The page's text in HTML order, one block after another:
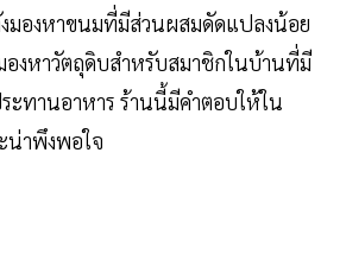
งมองหาขนมที่มีส่วนผสมดัดแปลงน้อย
องหาวัตถุดิบสำหรับสมาชิกในบ้านที่มี
ะทานอาหาร ร้านนี้มีคำตอบให้ใน
น่าพึงพอใจ